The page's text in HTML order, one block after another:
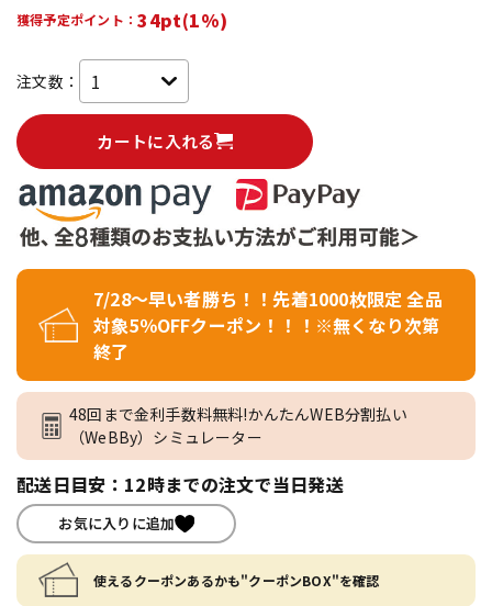
獲得予定ポイント：34pt(1%)
注文数：
カートに入れる
7/28～早い者勝ち！！先着1000枚限定 全品
対象5％OFFクーポン！！！※無くなり次第
終了
48回まで金利手数料無料!かんたんWEB分割払い
（WeBBy）シミュレーター
配送日目安：12時までの注文で当日発送
お気に入りに追加
使えるクーポンあるかも"クーポンBOX"を確認